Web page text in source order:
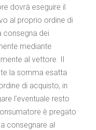
dovrà eseguire il
al proprio ordine di
consegna dei
mediante
al vettore. Il
la somma esatta
di acquisto, in
l’eventuale resto
è pregato
consegnare al